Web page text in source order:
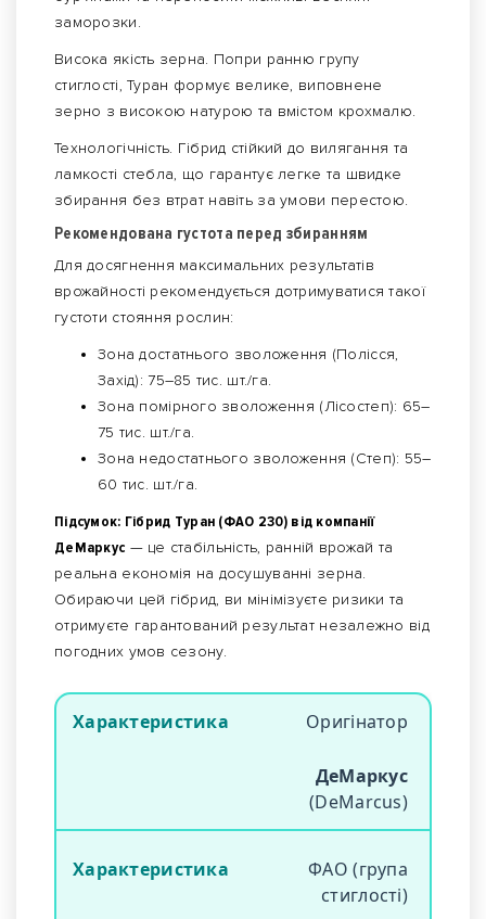
заморозки.
Висока якість зерна. Попри ранню групу
стиглості, Туран формує велике, виповнене
зерно з високою натурою та вмістом крохмалю.
Технологічність. Гібрид стійкий до вилягання та
ламкості стебла, що гарантує легке та швидке
збирання без втрат навіть за умови перестою.
Рекомендована густота перед збиранням
Для досягнення максимальних результатів
врожайності рекомендується дотримуватися такої
густоти стояння рослин:
Зона достатнього зволоження (Полісся,
Захід): 75–85 тис. шт./га.
Зона помірного зволоження (Лісостеп): 65–
75 тис. шт./га.
Зона недостатнього зволоження (Степ): 55–
60 тис. шт./га.
Підсумок: Гібрид Туран (ФАО 230) від компанії
ДеМаркус — це стабільність, ранній врожай та
реальна економія на досушуванні зерна.
Обираючи цей гібрид, ви мінімізуєте ризики та
отримуєте гарантований результат незалежно від
погодних умов сезону.
Оригінатор
ДеМаркус
(DeMarcus)
ФАО (група
стиглості)